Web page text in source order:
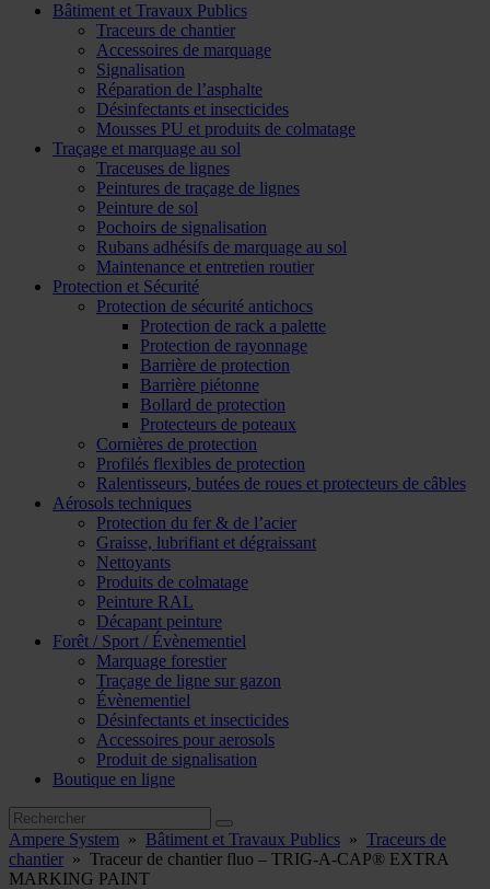
Bâtiment et Travaux Publics
Traceurs de chantier
Accessoires de marquage
Signalisation
Réparation de l’asphalte
Désinfectants et insecticides
Mousses PU et produits de colmatage
Traçage et marquage au sol
Traceuses de lignes
Peintures de traçage de lignes
Peinture de sol
Pochoirs de signalisation
Rubans adhésifs de marquage au sol
Maintenance et entretien routier
Protection et Sécurité
Protection de sécurité antichocs
Protection de rack a palette
Protection de rayonnage
Barrière de protection
Barrière piétonne
Bollard de protection
Protecteurs de poteaux
Cornières de protection
Profilés flexibles de protection
Ralentisseurs, butées de roues et protecteurs de câbles
Aérosols techniques
Protection du fer & de l’acier
Graisse, lubrifiant et dégraissant
Nettoyants
Produits de colmatage
Peinture RAL
Décapant peinture
Forêt / Sport / Évènementiel
Marquage forestier
Traçage de ligne sur gazon
Évènementiel
Désinfectants et insecticides
Accessoires pour aerosols
Produit de signalisation
Boutique en ligne
Ampere System » Bâtiment et Travaux Publics » Traceurs de
chantier » Traceur de chantier fluo – TRIG-A-CAP® EXTRA
MARKING PAINT